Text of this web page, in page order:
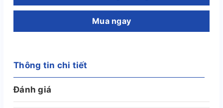
Mua ngay
Thông tin chi tiết
Đánh giá